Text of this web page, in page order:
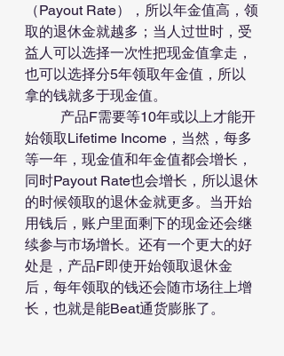
（Payout Rate），所以年金值高，领
取的退休金就越多；当人过世时，受
益人可以选择一次性把现金值拿走，
也可以选择分5年领取年金值，所以
拿的钱就多于现金值。
始领取Lifetime Income，当然，每多
等一年，现金值和年金值都会增长，
同时Payout Rate也会增长，所以退休
的时候领取的退休金就更多。当开始
用钱后，账户里面剩下的现金还会继
续参与市场增长。还有一个更大的好
处是，产品F即使开始领取退休金
后，每年领取的钱还会随市场往上增
长，也就是能Beat通货膨胀了。